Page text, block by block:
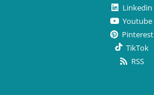
Linkedin
Youtube
Pinterest
TikTok
RSS